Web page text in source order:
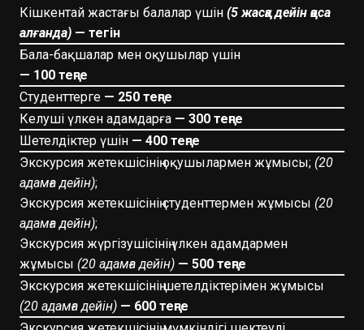
Кішкентай жастағы балалар үшін(5 жасқа дейін қоса
алғанда) — тегін
Бала-бақшалар мен оқушылар үшін
— 100 теңге
Студенттерге — 250 теңге
Келуші үлкен адамдарға — 300 теңге
Шетелдіктер үшін — 400 теңге
Экскурсия жетекшісінің оқушылармен жұмысы; (20
адамға дейін);
Экскурсия жетекшісінің студенттермен жұмысы (20
адамға дейін);
Экскурсия жүргізушісінің үлкен адамдармен
жұмысы (20 адамға дейін) — 500 теңге
Экскурсия жетекшісінің шетелдіктерімен жұмысы
(20 адамға дейін) — 600 теңге